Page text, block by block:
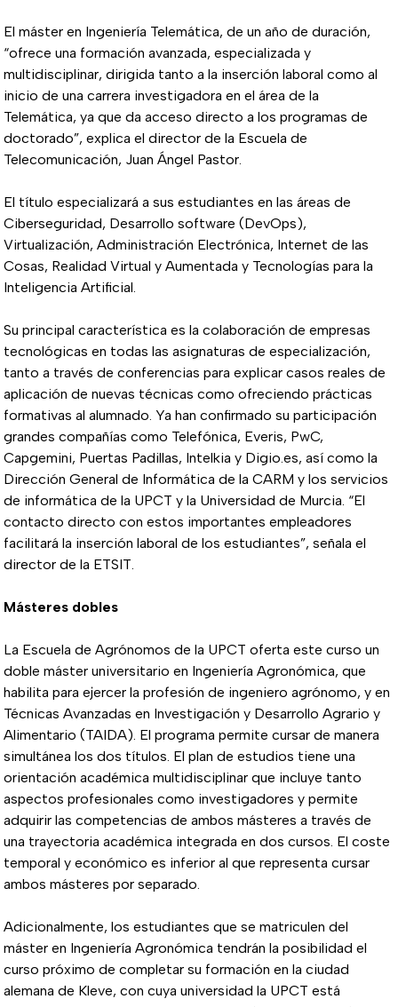
El máster en Ingeniería Telemática, de un año de duración,
“ofrece una formación avanzada, especializada y
multidisciplinar, dirigida tanto a la inserción laboral como al
inicio de una carrera investigadora en el área de la
Telemática, ya que da acceso directo a los programas de
doctorado”, explica el director de la Escuela de
Telecomunicación, Juan Ángel Pastor.
El título especializará a sus estudiantes en las áreas de
Ciberseguridad, Desarrollo software (DevOps),
Virtualización, Administración Electrónica, Internet de las
Cosas, Realidad Virtual y Aumentada y Tecnologías para la
Inteligencia Artificial.
Su principal característica es la colaboración de empresas
tecnológicas en todas las asignaturas de especialización,
tanto a través de conferencias para explicar casos reales de
aplicación de nuevas técnicas como ofreciendo prácticas
formativas al alumnado. Ya han confirmado su participación
grandes compañías como Telefónica, Everis, PwC,
Capgemini, Puertas Padillas, Intelkia y Digio.es, así como la
Dirección General de Informática de la CARM y los servicios
de informática de la UPCT y la Universidad de Murcia. “El
contacto directo con estos importantes empleadores
facilitará la inserción laboral de los estudiantes”, señala el
director de la ETSIT.
Másteres dobles
La Escuela de Agrónomos de la UPCT oferta este curso un
doble máster universitario en Ingeniería Agronómica, que
habilita para ejercer la profesión de ingeniero agrónomo, y en
Técnicas Avanzadas en Investigación y Desarrollo Agrario y
Alimentario (TAIDA). El programa permite cursar de manera
simultánea los dos títulos. El plan de estudios tiene una
orientación académica multidisciplinar que incluye tanto
aspectos profesionales como investigadores y permite
adquirir las competencias de ambos másteres a través de
una trayectoria académica integrada en dos cursos. El coste
temporal y económico es inferior al que representa cursar
ambos másteres por separado.
Adicionalmente, los estudiantes que se matriculen del
máster en Ingeniería Agronómica tendrán la posibilidad el
curso próximo de completar su formación en la ciudad
alemana de Kleve, con cuya universidad la UPCT está